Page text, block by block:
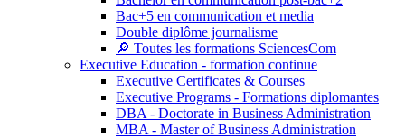
Bac+5 en communication et media
Double diplôme journalisme
🔎 Toutes les formations SciencesCom
Executive Education - formation continue
Executive Certificates & Courses
Executive Programs - Formations diplomantes
DBA - Doctorate in Business Administration
MBA - Master of Business Administration